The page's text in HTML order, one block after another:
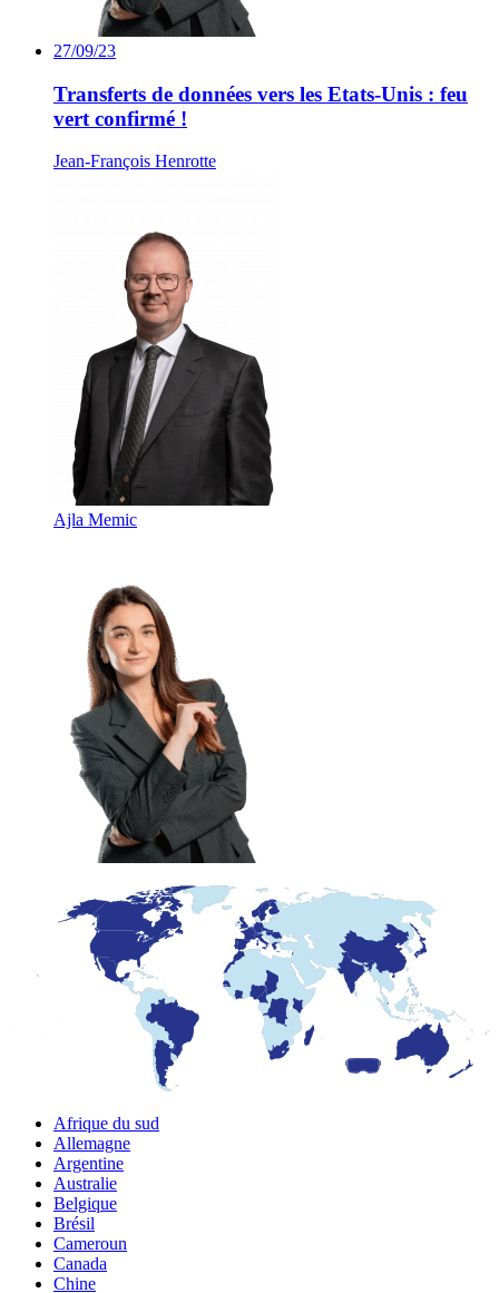
27/09/23
Transferts de données vers les Etats-Unis : feu
vert confirmé !
Jean-François Henrotte
Ajla Memic
Afrique du sud
Allemagne
Argentine
Australie
Belgique
Brésil
Cameroun
Canada
Chine